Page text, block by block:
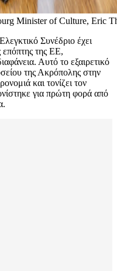
Minister of Culture, Eric
Συνέδριο έχει
επόπτης της ΕΕ,
Αυτό το εξαιρετικό
της Ακρόπολης στην
και τονίζει τον
για πρώτη φορά από